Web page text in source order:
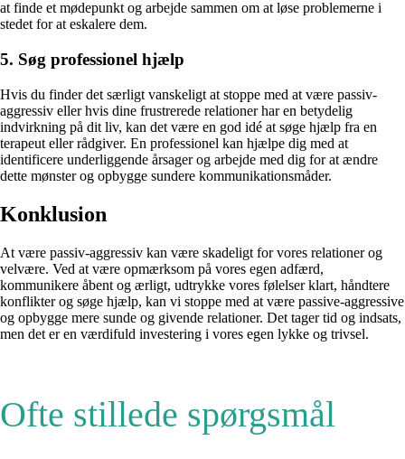
at finde et mødepunkt og arbejde sammen om at løse problemerne i
stedet for at eskalere dem.
5. Søg professionel hjælp
Hvis du finder det særligt vanskeligt at stoppe med at være passiv-
aggressiv eller hvis dine frustrerede relationer har en betydelig
indvirkning på dit liv, kan det være en god idé at søge hjælp fra en
terapeut eller rådgiver. En professionel kan hjælpe dig med at
identificere underliggende årsager og arbejde med dig for at ændre
dette mønster og opbygge sundere kommunikationsmåder.
Konklusion
At være passiv-aggressiv kan være skadeligt for vores relationer og
velvære. Ved at være opmærksom på vores egen adfærd,
kommunikere åbent og ærligt, udtrykke vores følelser klart, håndtere
konflikter og søge hjælp, kan vi stoppe med at være passive-aggressive
og opbygge mere sunde og givende relationer. Det tager tid og indsats,
men det er en værdifuld investering i vores egen lykke og trivsel.
Ofte stillede spørgsmål